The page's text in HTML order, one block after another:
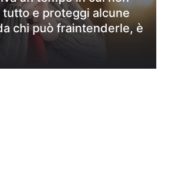
e proteggi alcune
chi può fraintenderle, è